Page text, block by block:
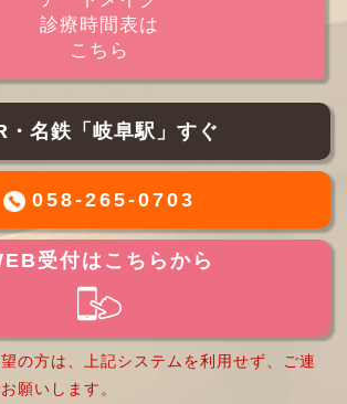
・名鉄「岐阜駅」すぐ
058-265-0703
受付はこちらから
の方は、上記システムを利用せず、ご連
願いします。
診療時間表は
こちら